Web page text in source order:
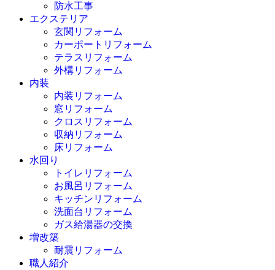
防水工事
エクステリア
玄関リフォーム
カーポートリフォーム
テラスリフォーム
外構リフォーム
内装
内装リフォーム
窓リフォーム
クロスリフォーム
収納リフォーム
床リフォーム
水回り
トイレリフォーム
お風呂リフォーム
キッチンリフォーム
洗面台リフォーム
ガス給湯器の交換
増改築
耐震リフォーム
職人紹介